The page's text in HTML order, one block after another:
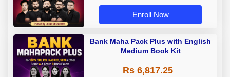
Enroll Now
Bank Maha Pack Plus with English
Medium Book Kit
Rs 6,817.25